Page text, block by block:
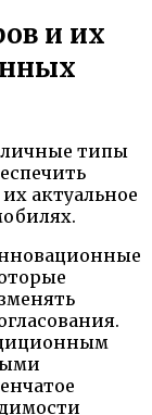
и их
типы
актуальное